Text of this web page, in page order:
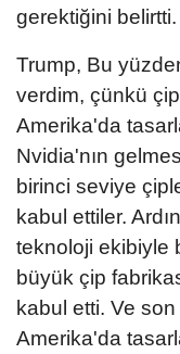
gerektiğini belirtti.
Trump, Bu
verdim, çünkü
Amerika'da
Nvidia'nın
birinci seviye
kabul ettiler.
teknoloji ekibiyle
büyük çip
kabul etti. Ve
Amerika'da